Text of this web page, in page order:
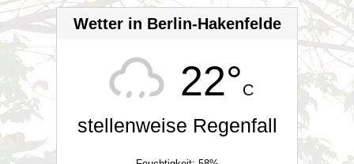
Wetter in Berlin-Hakenfelde
22°C
stellenweise Regenfall